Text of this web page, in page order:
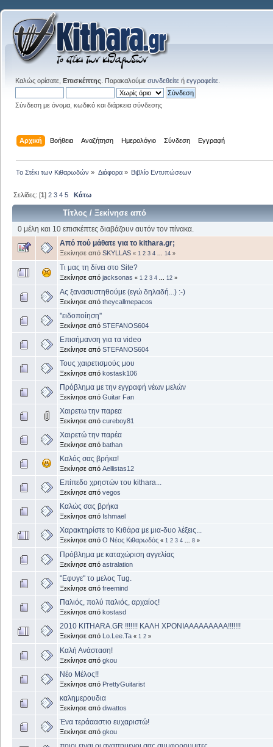
Καλώς ορίσατε, Επισκέπτης . Παρακαλούμε συνδεθείτε ή εγγραφείτε
Σύνδεση με όνομα, κωδικό και διάρκεια σύνδεσης
Αρχική Βοήθεια Αναζήτηση Ημερολόγιο Σύνδεση Εγγραφή
Το Στέκι των Κιθαρωδών » Διάφορα» Βιβλίο Εντυπώσεων
Σελίδες: [1]2 3 4 5 Κάτω
Τίτλος /Ξεκίνησε από
0 μέλη και 10 επισκέπτες διαβάζουν αυτόν τον πίνακα.
Από πού μάθατε για το kithara.gr;
Ξεκίνησε από SKYLLAS « 1 2 3 4 14 »
Τι μας τη δίνει στο Site?
Ξεκίνησε από jacksonas « 1 2 3 4 12 »
Ας ξανασυστηθούμε (εγώ δηλαδή...) :-)
Ξεκίνησε από theycallmepacos
''ειδοποίηση''
Ξεκίνησε από STEFANOS604
Επισήμανση για τα video
Ξεκίνησε από STEFANOS604
Τους χαιρετισμούς μου
Ξεκίνησε από kostask106
Πρόβλημα με την εγγραφή νέων μελών
Ξεκίνησε από Guitar Fan
Χαιρετω την παρεα
Ξεκίνησε από cureboy81
Χαιρετώ την παρέα
Ξεκίνησε από bathan
Καλός σας βρήκα!
Ξεκίνησε από Aellistas12
Επίπεδο χρηστών του kithara...
Ξεκίνησε από vegos
Καλώς σας βρήκα
Ξεκίνησε από Ishmael
Χαρακτηρίστε το Κιθάρα με μια-δυο λέξεις...
Ξεκίνησε από Ο Νέος Κιθαρωδός « 1 2 3 4 8 »
Πρόβλημα με καταχώριση αγγελίας
Ξεκίνησε από astralation
"Εφυγε" το μελος Tug.
Ξεκίνησε από freemind
Παλιός, πολύ παλιός, αρχαίος!
Ξεκίνησε από kostasd
2010 KITHARA.GR !!!!!!! ΚΑΛΗ ΧΡΟΝΙΑΑΑΑΑΑΑΑΑ!!!!!!!
Ξεκίνησε από Lo.Lee.Ta « 1 2 »
Καλή Ανάσταση!
Ξεκίνησε από gkou
Νέο Μέλος!!
Ξεκίνησε από PrettyGuitarist
καλημερουδια
Ξεκίνησε από diwattos
Ένα τεράααστιο ευχαριστώ!
Ξεκίνησε από gkou